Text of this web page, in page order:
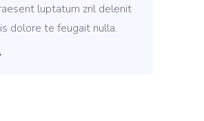
luptatum zril delenit
dolore te feugait nulla.